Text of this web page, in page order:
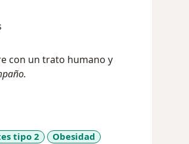
con un trato humano y
tipo 2
Obesidad